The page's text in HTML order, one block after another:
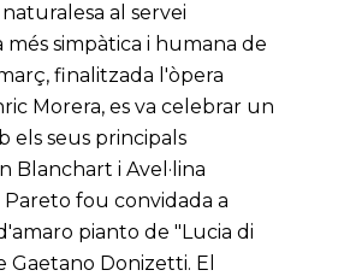
al servei
simpàtica i humana de
finalitzada l'òpera
Morera, es va celebrar un
els seus principals
Blanchart i Avel·lina
Pareto fou convidada a
pianto de "Lucia di
Gaetano Donizetti. El